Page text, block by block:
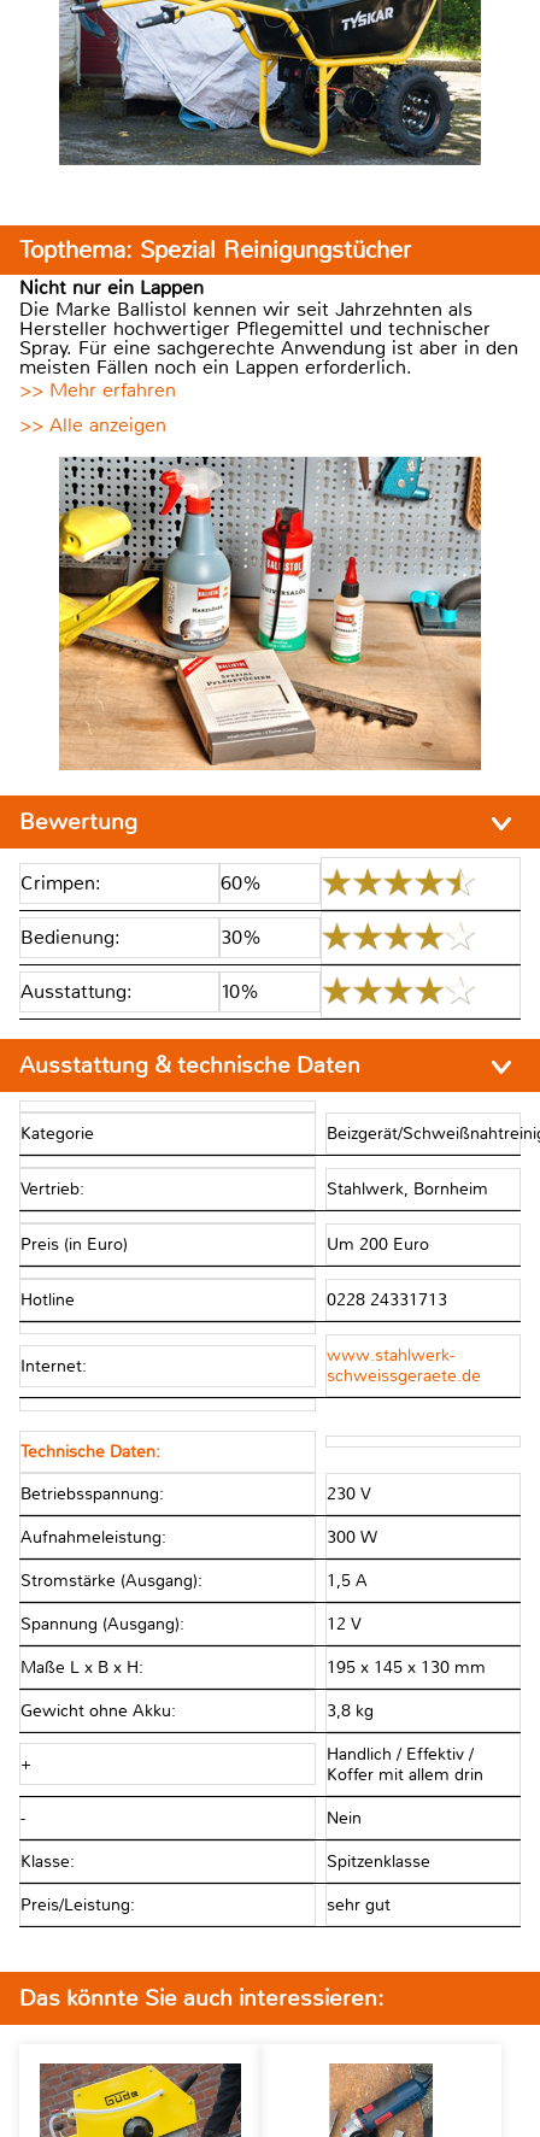
Topthema: Spezial Reinigungstücher
Nicht nur ein Lappen
Die Marke Ballistol kennen wir seit Jahrzehnten als
Hersteller hochwertiger Pflegemittel und technischer
Spray. Für eine sachgerechte Anwendung ist aber in den
meisten Fällen noch ein Lappen erforderlich.
>> Mehr erfahren
>> Alle anzeigen
Bewertung
Crimpen: 60%
Bedienung: 30%
Ausstattung: 10%
Ausstattung & technische Daten
Kategorie Beizgerät/
Vertrieb: Stahlwerk, Bornheim
Preis (in Euro) Um 200 Euro
Hotline 0228 24331713
Internet:
www.stahlwerk-
schweissgeraete.de
Technische Daten:
Betriebsspannung: 230 V
Aufnahmeleistung: 300 W
Stromstärke (Ausgang): 1,5 A
Spannung (Ausgang): 12 V
Maße L x B x H: 195 x 145 x 130 mm
Gewicht ohne Akku: 3,8 kg
+
Handlich / Effektiv /
Koffer mit allem drin
- Nein
Klasse: Spitzenklasse
Preis/Leistung: sehr gut
Das könnte Sie auch interessieren: